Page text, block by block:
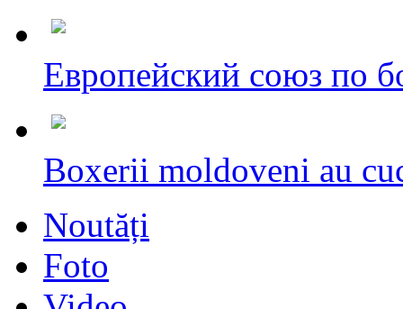
Европейский союз по
Boxerii moldoveni au
Noutăți
Foto